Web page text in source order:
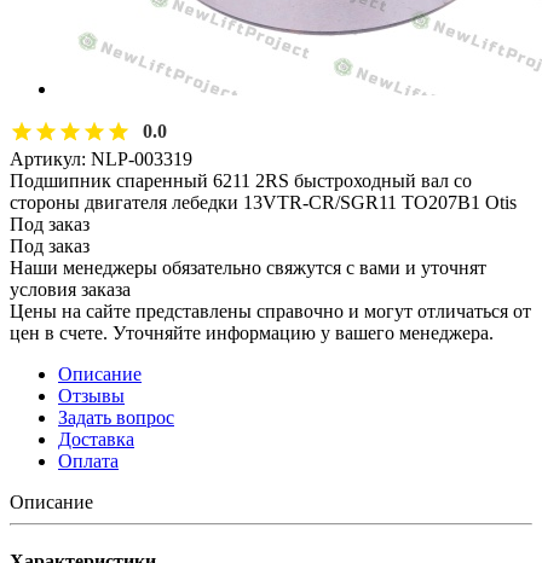
0.0
Артикул: NLP-003319
Подшипник спаренный 6211 2RS быстроходный вал со
стороны двигателя лебедки 13VTR-CR/SGR11 TO207B1 Otis
Под заказ
Под заказ
Наши менеджеры обязательно свяжутся с вами и уточнят
условия заказа
Цены на сайте представлены справочно и могут отличаться от
цен в счете. Уточняйте информацию у вашего менеджера.
Описание
Отзывы
Задать вопрос
Доставка
Оплата
Описание